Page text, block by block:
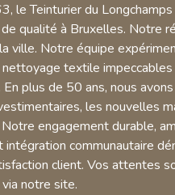
le Teinturier du
qualité à Bruxelles. Notre
ville. Notre équipe
textile impeccables
plus de 50 ans, nous
les nouvelles
engagement durable,
intégration communautaire
client. Vos attentes
notre site.